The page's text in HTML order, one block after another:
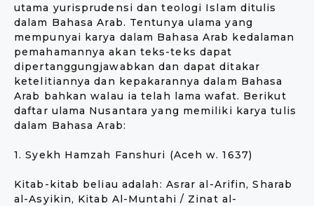
utama yurisprudensi dan teologi Islam ditulis
dalam Bahasa Arab. Tentunya ulama yang
mempunyai karya dalam Bahasa Arab kedalaman
pemahamannya akan teks-teks dapat
dipertanggungjawabkan dan dapat ditakar
ketelitiannya dan kepakarannya dalam Bahasa
Arab bahkan walau ia telah lama wafat. Berikut
daftar ulama Nusantara yang memiliki karya tulis
dalam Bahasa Arab:
1. Syekh Hamzah Fanshuri (Aceh w. 1637)
Kitab-kitab beliau adalah: Asrar al-Arifin, Sharab
al-Asyikin, Kitab Al-Muntahi / Zinat al-